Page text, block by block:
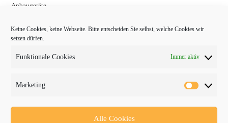
Keine Cookies, keine Webseite. Bitte entscheiden Sie selbst, welche Cookies wir
setzen dürfen.
Funktionale Cookies Immer aktiv
Marketing
Alle Cookies
Anbaugeräte
Baumaschinen
Fachmessen